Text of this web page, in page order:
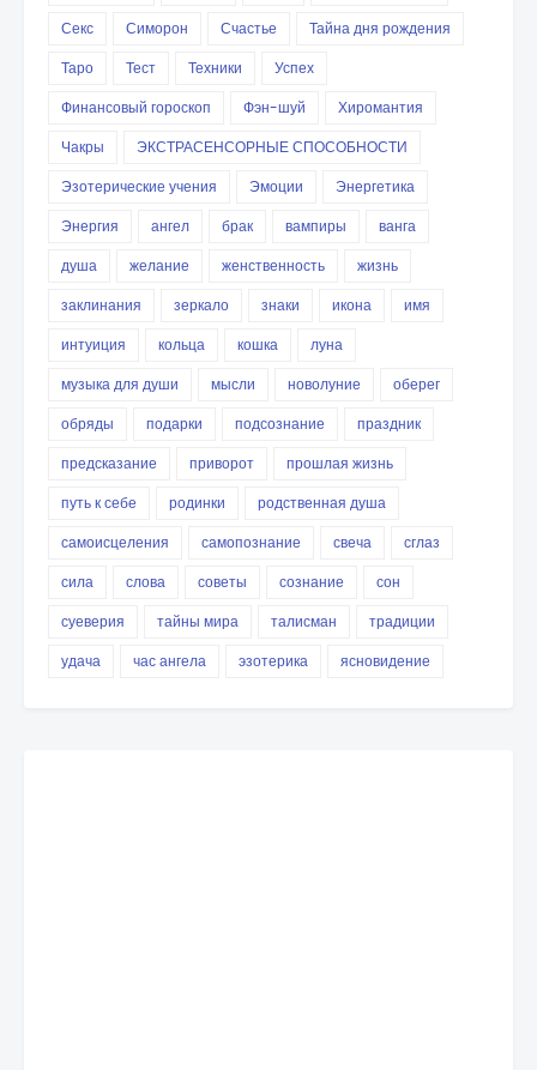
Секс
Симорон Счастье
Тайна дня рождения
Таро
Тест Техники
Успех
Финансовый гороскоп
Фэн-шуй
Хиромантия
Чакры
ЭКСТРАСЕНСОРНЫЕ СПОСОБНОСТИ
Эзотерические учения
Эмоции
Энергетика
Энергия
ангел брак вампиры
ванга
душа
желание женственность
жизнь
заклинания
зеркало знаки икона
имя
интуиция
кольца кошка
луна
музыка для души
мысли новолуние
оберег
обряды
подарки подсознание
праздник
предсказание
приворот
прошлая жизнь
путь к себе
родинки
родственная душа
самоисцеления
самопознание свеча
сглаз
сила
слова советы сознание
сон
суеверия
тайны мира талисман
традиции
удача
час ангела эзотерика ясновидение